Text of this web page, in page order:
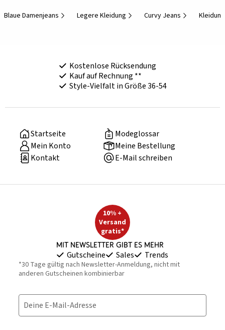
Blaue Damenjeans Legere Kleidung Curvy Jeans
Kostenlose Rücksendung
Kauf auf Rechnung **
Style-Vielfalt in Größe 36-54
Startseite
Modeglossar
Mein Konto
Meine Bestellung
Kontakt
E-Mail schreiben
10% +
Versand
gratis*
Mit Newsletter gibt es mehr
Gutscheine Sales Trends
*30 Tage gültig nach Newsletter-Anmeldung, nicht mit
anderen Gutscheinen kombinierbar
Deine E-Mail-Adresse